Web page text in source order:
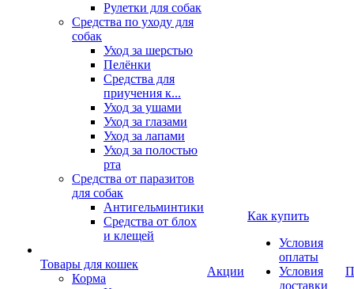
Рулетки для собак
Средства по уходу для
собак
Уход за шерстью
Пелёнки
Средства для
приучения к...
Уход за ушами
Уход за глазами
Уход за лапами
Уход за полостью
рта
Средства от паразитов
для собак
Антигельминтики
Средства от блох
и клещей
Товары для кошек
Корма
Акции
Как купить
Условия
оплаты
Условия
доставки